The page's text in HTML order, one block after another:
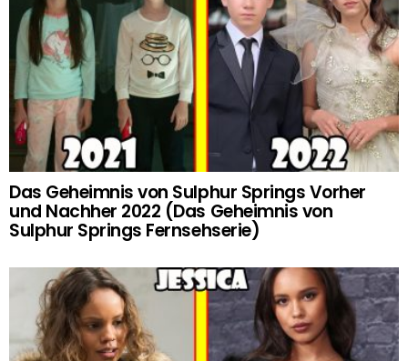
Das Geheimnis von Sulphur Springs Vorher
und Nachher 2022 (Das Geheimnis von
Sulphur Springs Fernsehserie)